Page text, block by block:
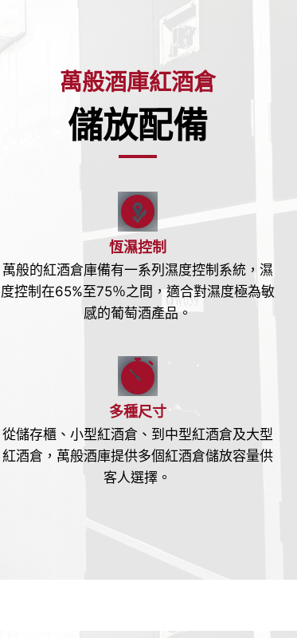
萬般酒庫紅酒倉
儲放配備
恆濕控制
萬般的紅酒倉庫備有一系列濕度控制系統，濕
度控制在65%至75％之間，適合對濕度極為敏
感的葡萄酒產品。
多種尺寸
從儲存櫃、小型紅酒倉、到中型紅酒倉及大型
紅酒倉，萬般酒庫提供多個紅酒倉儲放容量供
客人選擇。